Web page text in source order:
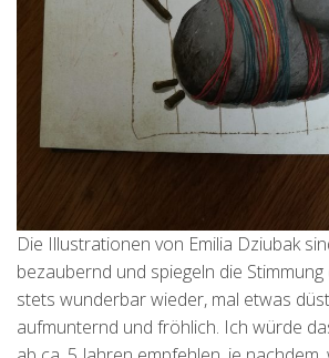
Die Illustrationen von Emilia Dziubak
bezaubernd und spiegeln die
stets wunderbar wieder, mal etwas
aufmunternd und fröhlich. Ich würde